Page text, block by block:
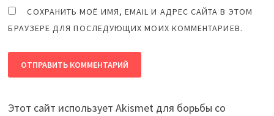
СОХРАНИТЬ МОЁ ИМЯ, EMAIL И АДРЕС САЙТА В ЭТОМ
БРАУЗЕРЕ ДЛЯ ПОСЛЕДУЮЩИХ МОИХ КОММЕНТАРИЕВ.
Этот сайт использует Akismet для борьбы со